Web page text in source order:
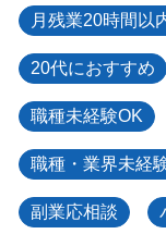
月残業20時間以
20代におすすめ
職種未経験OK
職種・業界未経
副業応相談